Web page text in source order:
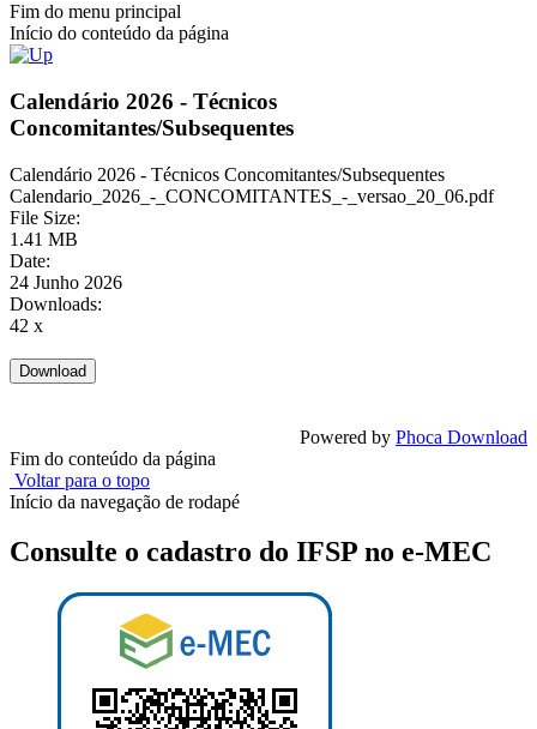
Fim do menu principal
Início do conteúdo da página
Calendário 2026 - Técnicos
Concomitantes/Subsequentes
Calendário 2026 - Técnicos Concomitantes/Subsequentes
Calendario_2026_-_CONCOMITANTES_-_versao_20_06.pdf
File Size:
1.41 MB
Date:
24 Junho 2026
Downloads:
42 x
Powered by Phoca Download
Fim do conteúdo da página
Voltar para o topo
Início da navegação de rodapé
Consulte o cadastro do IFSP no e-MEC